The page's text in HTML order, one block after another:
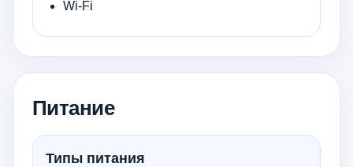
Wi-Fi
Питание
Типы питания